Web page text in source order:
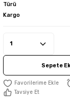
Türü
Kargo
Sepete
Tavsiye Et